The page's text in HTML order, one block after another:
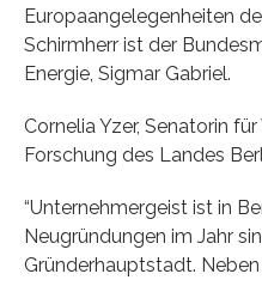
Europaangelegenheiten
Schirmherr ist der
Energie, Sigmar Gabriel.
Cornelia Yzer, Senatorin
Forschung des Landes
“Unternehmergeist ist in
Neugründungen im Jahr
Gründerhauptstadt.